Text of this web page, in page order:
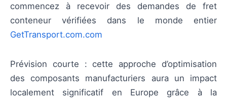
commencez à recevoir des demandes de fret
conteneur vérifiées dans le monde entier
GetTransport.com.com
Prévision courte : cette approche d’optimisation
des composants manufacturiers aura un impact
localement significatif en Europe grâce à la